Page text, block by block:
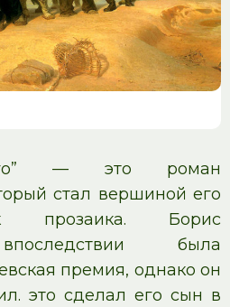
— это роман
стал вершиной его
прозаика. Борис
была
премия, однако он
это сделал его сын в